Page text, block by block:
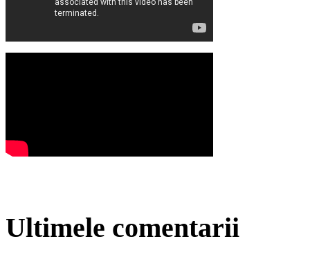
Ultimele comentarii